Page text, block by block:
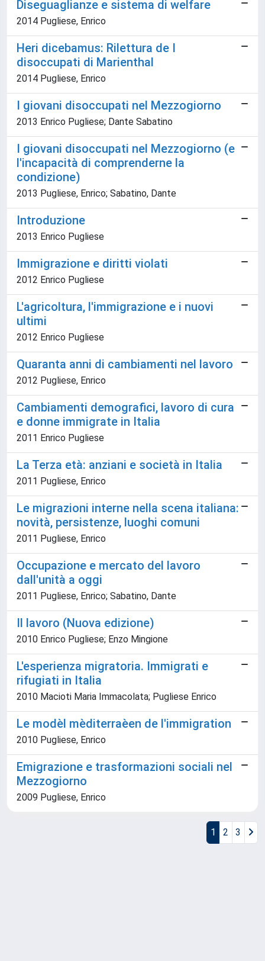
Diseguaglianze e sistema di welfare
2014 Pugliese, Enrico
Heri dicebamus: Rilettura de I
disoccupati di Marienthal
2014 Pugliese, Enrico
I giovani disoccupati nel Mezzogiorno
2013 Enrico Pugliese; Dante Sabatino
I giovani disoccupati nel Mezzogiorno (e
l'incapacità di comprenderne la
condizione)
2013 Pugliese, Enrico; Sabatino, Dante
Introduzione
2013 Enrico Pugliese
Immigrazione e diritti violati
2012 Enrico Pugliese
L'agricoltura, l'immigrazione e i nuovi
ultimi
2012 Enrico Pugliese
Quaranta anni di cambiamenti nel lavoro
2012 Pugliese, Enrico
Cambiamenti demografici, lavoro di cura
e donne immigrate in Italia
2011 Enrico Pugliese
La Terza età: anziani e società in Italia
2011 Pugliese, Enrico
Le migrazioni interne nella scena italiana:
novità, persistenze, luoghi comuni
2011 Pugliese, Enrico
Occupazione e mercato del lavoro
dall'unità a oggi
2011 Pugliese, Enrico; Sabatino, Dante
Il lavoro (Nuova edizione)
2010 Enrico Pugliese; Enzo Mingione
L'esperienza migratoria. Immigrati e
rifugiati in Italia
2010 Macioti Maria Immacolata; Pugliese Enrico
Le modèl mèditerraèen de l'immigration
2010 Pugliese, Enrico
Emigrazione e trasformazioni sociali nel
Mezzogiorno
2009 Pugliese, Enrico
1 2 3